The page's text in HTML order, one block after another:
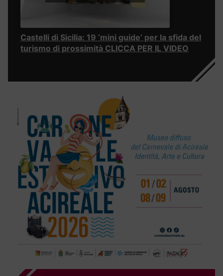
Castelli di Sicilia: 19 ‘mini guide’ per la sfida del
turismo di prossimità CLICCA PER IL VIDEO